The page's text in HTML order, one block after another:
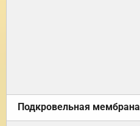
Подкровельная мембрана